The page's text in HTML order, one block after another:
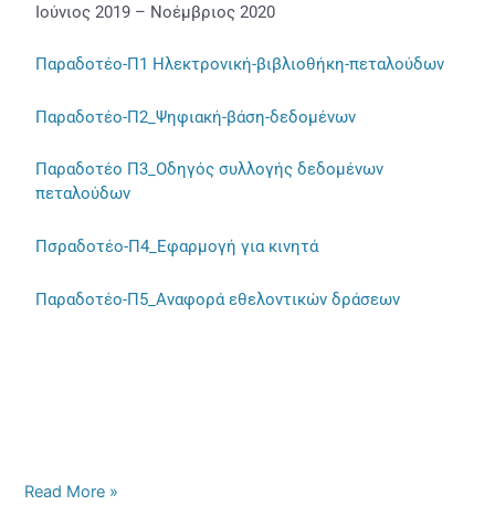
Ιούνιος 2019 – Νοέμβριος 2020
Παραδοτέο-Π1 Ηλεκτρονική-βιβλιοθήκη-πεταλούδων
Παραδοτέο-Π2_Ψηφιακή-βάση-δεδομένων
Παραδοτέο Π3_Οδηγός συλλογής δεδομένων
πεταλούδων
Πσραδοτέο-Π4_Εφαρμογή για κινητά
Παραδοτέο-Π5_Αναφορά εθελοντικών δράσεων
Read More »